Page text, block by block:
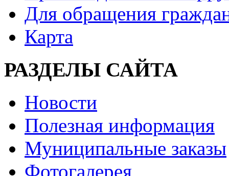
Для обращения
Карта
РАЗДЕЛЫ САЙТА
Новости
Полезная информация
Муниципальные заказы
Фотогалерея